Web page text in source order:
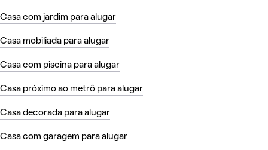
Casa com jardim para alugar
Casa mobiliada para alugar
Casa com piscina para alugar
Casa próximo ao metrô para alugar
Casa decorada para alugar
Casa com garagem para alugar